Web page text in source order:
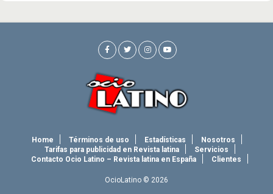
Home Términos de uso Estadísticas
Nosotros
Tarifas para publicidad en Revista latina
Servicios
Contacto Ocio Latino – Revista latina en España
Clientes
OcioLatino © 2026